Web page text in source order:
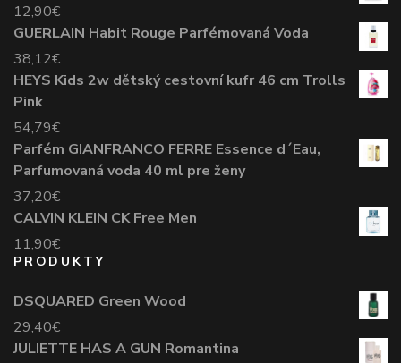
12,90€
GUERLAIN Habit Rouge Parfémovaná Voda
38,12€
HEYS Kids 2w dětský cestovní kufr 46 cm Trolls
Pink
54,79€
Parfém GIANFRANCO FERRE Essence d´Eau,
Parfumovaná voda 40 ml pre ženy
37,20€
CALVIN KLEIN CK Free Men
11,90€
PRODUKTY
DSQUARED Green Wood
29,40€
JULIETTE HAS A GUN Romantina